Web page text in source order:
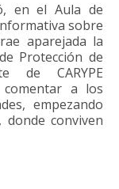
en el Aula de
sobre
aparejada la
Protección de
de CARYPE
a los
empezando
conviven